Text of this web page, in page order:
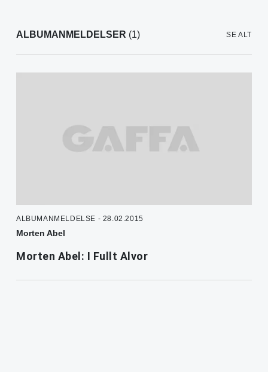
ALBUMANMELDELSER (1) SE ALT
ALBUMANMELDELSE - 28.02.2015
Morten Abel
Morten Abel: I Fullt Alvor